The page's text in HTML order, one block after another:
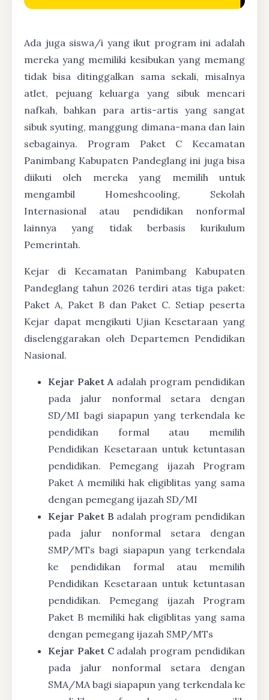
Ada juga siswa/i yang ikut program ini adalah
mereka yang memiliki kesibukan yang memang
tidak bisa ditinggalkan sama sekali, misalnya
atlet, pejuang keluarga yang sibuk mencari
nafkah, bahkan para artis-artis yang sangat
sibuk syuting, manggung dimana-mana dan lain
sebagainya. Program Paket C Kecamatan
Panimbang Kabupaten Pandeglang ini juga bisa
diikuti oleh mereka yang memilih untuk
mengambil Homeshcooling, Sekolah
Internasional atau pendidikan nonformal
lainnya yang tidak berbasis kurikulum
Pemerintah.
Kejar di Kecamatan Panimbang Kabupaten
Pandeglang tahun 2026 terdiri atas tiga paket:
Paket A, Paket B dan Paket C. Setiap peserta
Kejar dapat mengikuti Ujian Kesetaraan yang
diselenggarakan oleh Departemen Pendidikan
Nasional.
Kejar Paket A adalah program pendidikan
pada jalur nonformal setara dengan
SD/MI bagi siapapun yang terkendala ke
pendidikan formal atau memilih
Pendidikan Kesetaraan untuk ketuntasan
pendidikan. Pemegang ijazah Program
Paket A memiliki hak eligiblitas yang sama
dengan pemegang ijazah SD/MI
Kejar Paket B adalah program pendidikan
pada jalur nonformal setara dengan
SMP/MTs bagi siapapun yang terkendala
ke pendidikan formal atau memilih
Pendidikan Kesetaraan untuk ketuntasan
pendidikan. Pemegang ijazah Program
Paket B memiliki hak eligiblitas yang sama
dengan pemegang ijazah SMP/MTs
Kejar Paket Cadalah program pendidikan
pada jalur nonformal setara dengan
SMA/MA bagi siapapun yang terkendala ke